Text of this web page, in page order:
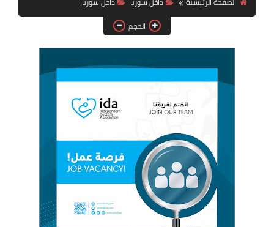
فرص عمل في العراق
فرص عمل في اليمن
فرص عمل في السودان
الحجم